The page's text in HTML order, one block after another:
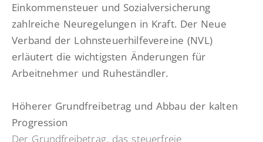
Einkommensteuer und Sozialversicherung
zahlreiche Neuregelungen in Kraft. Der Neue
Verband der Lohnsteuerhilfevereine (NVL)
erläutert die wichtigsten Änderungen für
Arbeitnehmer und Ruheständler.
Höherer Grundfreibetrag und Abbau der kalten
Progression
Der Grundfreibetrag, das steuerfreie